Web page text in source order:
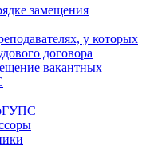
замещения
у которых
договора
вакантных